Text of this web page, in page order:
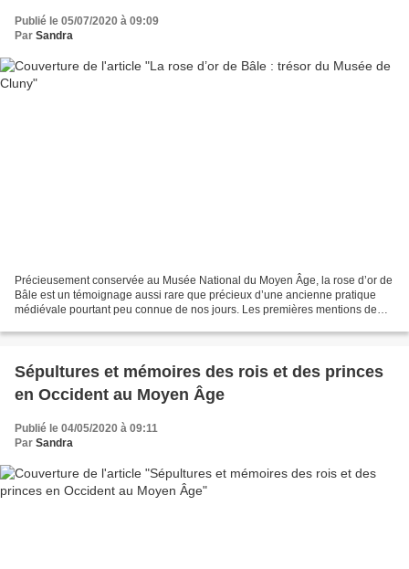
Publié le 05/07/2020 à 09:09
Par Sandra
Précieusement conservée au Musée National du Moyen Âge, la rose d’or de
Bâle est un témoignage aussi rare que précieux d’une ancienne pratique
médiévale pourtant peu connue de nos jours. Les premières mentions de
Sépultures et mémoires des rois et des princes
en Occident au Moyen Âge
Publié le 04/05/2020 à 09:11
Par Sandra